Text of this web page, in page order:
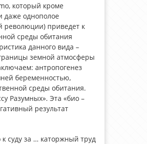
который кроме
даже однополое
революции) приведет к
среды обитания
данного вида –
земной атмосферы
антропогенез
беременностью,
среды обитания.
Разумных». Эта «био –
результат
суду за … каторжный труд